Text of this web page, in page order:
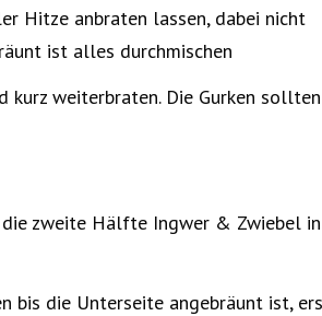
Hitze anbraten lassen, dabei nicht
ist alles durchmischen
kurz weiterbraten. Die Gurken sollten
die zweite Hälfte Ingwer & Zwiebel in
bis die Unterseite angebräunt ist,